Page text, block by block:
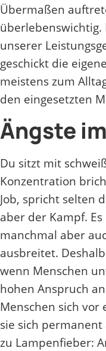
Übermaßen
überlebenswichtig.
unserer
geschickt die
meistens zum
den eingesetzten
Ängste
Du sitzt mit
Konzentration
Job, spricht selten
aber der Kampf.
manchmal aber
ausbreitet.
wenn Menschen
hohen Anspruch
Menschen sich
sie sich permanent
zu Lampenfieber: